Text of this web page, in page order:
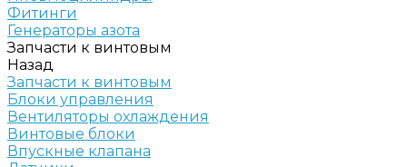
Фитинги
Генераторы азота
Запчасти к винтовым
Назад
Запчасти к винтовым
Блоки управления
Вентиляторы охлаждения
Винтовые блоки
Впускные клапана